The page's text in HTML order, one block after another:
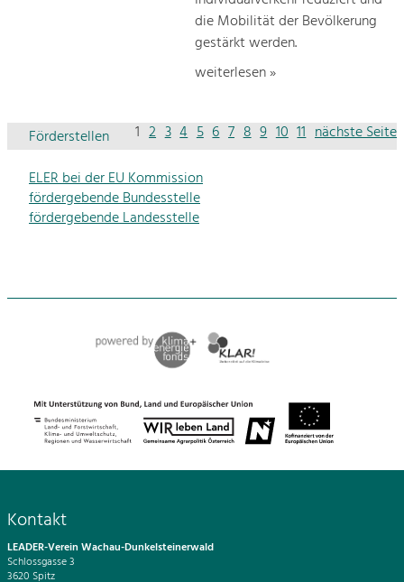
die Mobilität der Bevölkerung
gestärkt werden.
weiterlesen »
1 2 3 4 5 6 7 8 9 10 11 nächste Seite
Förderstellen
ELER bei der EU Kommission
fördergebende Bundesstelle
fördergebende Landesstelle
Kontakt
LEADER-Verein Wachau-Dunkelsteinerwald
Schlossgasse 3
3620 Spitz